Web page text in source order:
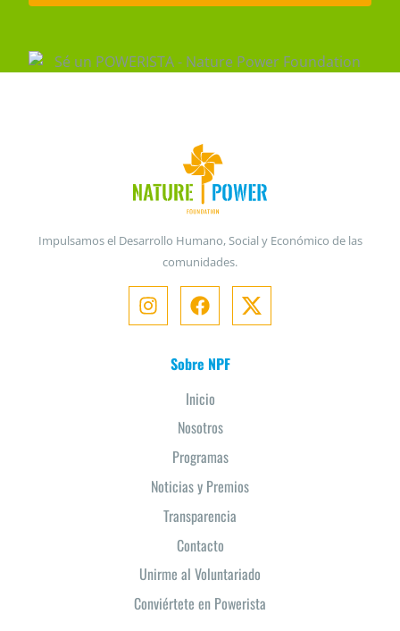
Impulsamos el Desarrollo Humano, Social y Económico de las
comunidades.
Sobre NPF
Inicio
Nosotros
Programas
Noticias y Premios
Transparencia
Contacto
Unirme al Voluntariado
Conviértete en Powerista